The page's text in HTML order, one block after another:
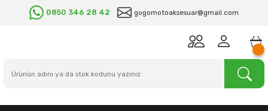
0850 346 28 42 gogomotoaksesuar@gmail.com